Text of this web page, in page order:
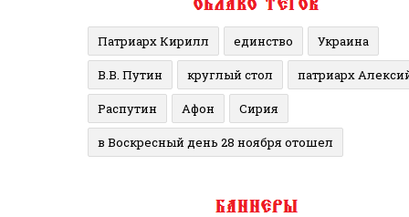
Патриарх Кирилл единство Украина
В.В. Путин круглый стол патриарх
Распутин Афон Сирия
в Воскресный день 28 ноября отошел